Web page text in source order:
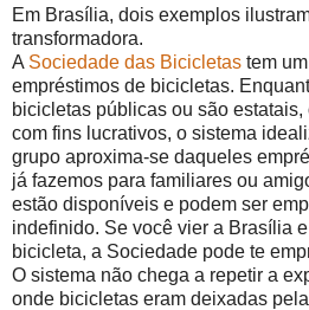
Em Brasília, dois exemplos
transformadora.
A Sociedade das Bicicletas tem
empréstimos de bicicletas.
bicicletas públicas ou são
com fins lucrativos, o sistema
grupo aproxima-se daqueles
já fazemos para familiares ou
estão disponíveis e podem ser
indefinido. Se você vier a Brasília
bicicleta, a Sociedade pode te
O sistema não chega a repetir a
onde bicicletas eram deixadas